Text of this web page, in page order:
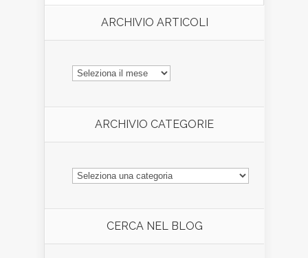
ARCHIVIO ARTICOLI
ARCHIVIO
ARTICOLI
ARCHIVIO CATEGORIE
ARCHIVIO
CATEGORIE
CERCA NEL BLOG